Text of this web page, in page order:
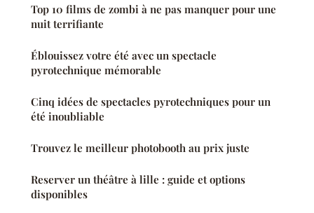
Top 10 films de zombi à ne pas manquer pour une
nuit terrifiante
Éblouissez votre été avec un spectacle
pyrotechnique mémorable
Cinq idées de spectacles pyrotechniques pour un
été inoubliable
Trouvez le meilleur photobooth au prix juste
Reserver un théâtre à lille : guide et options
disponibles